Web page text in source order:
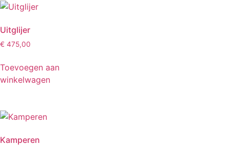
Uitglijer
€ 475,00
Toevoegen aan
winkelwagen
Kamperen